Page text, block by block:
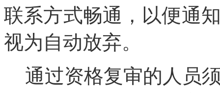
联系方式畅通，以便通
视为自动放弃。
通过资格复审的人员